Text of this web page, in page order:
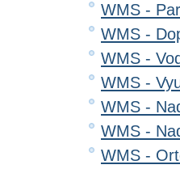
WMS -
WMS -
WMS -
WMS -
WMS -
WMS -
WMS -